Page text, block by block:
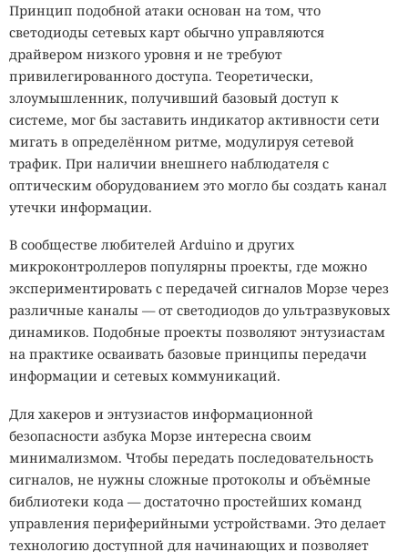
Принцип подобной атаки основан на том, что
светодиоды сетевых карт обычно управляются
драйвером низкого уровня и не требуют
привилегированного доступа. Теоретически,
злоумышленник, получивший базовый доступ к
системе, мог бы заставить индикатор активности сети
мигать в определённом ритме, модулируя сетевой
трафик. При наличии внешнего наблюдателя с
оптическим оборудованием это могло бы создать канал
утечки информации.
В сообществе любителей Arduino и других
микроконтроллеров популярны проекты, где можно
экспериментировать с передачей сигналов Морзе через
различные каналы — от светодиодов до ультразвуковых
динамиков. Подобные проекты позволяют энтузиастам
на практике осваивать базовые принципы передачи
информации и сетевых коммуникаций.
Для хакеров и энтузиастов информационной
безопасности азбука Морзе интересна своим
минимализмом. Чтобы передать последовательность
сигналов, не нужны сложные протоколы и объёмные
библиотеки кода — достаточно простейших команд
управления периферийными устройствами. Это делает
технологию доступной для начинающих и позволяет